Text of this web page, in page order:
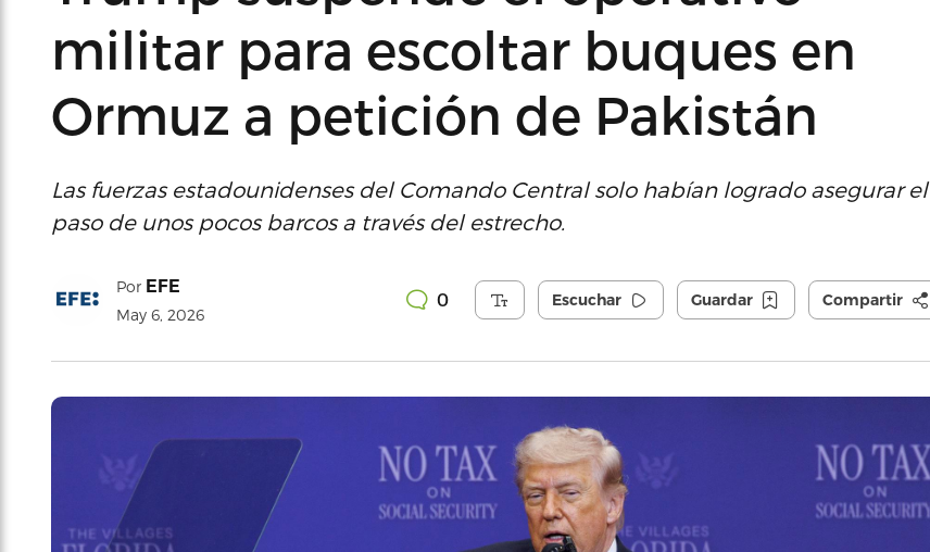
militar para escoltar buques en
Ormuz a petición de Pakistán
Las fuerzas estadounidenses del Comando Central solo habían logrado asegurar el
paso de unos pocos barcos a través del estrecho.
Por EFE
May 6, 2026
0 Escuchar Guardar Compartir